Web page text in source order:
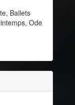
Ballets
Ode